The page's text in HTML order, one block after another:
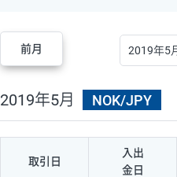
前月
2019年5月 NOK/JPY
取引日
入出
金日